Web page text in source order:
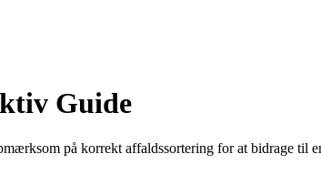
Guide
på korrekt affaldssortering for at bidrage til